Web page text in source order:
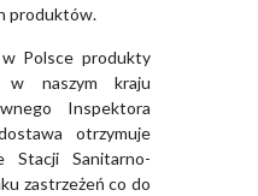
produktów.
Polsce produkty
w naszym kraju
Inspektora
otrzymuje
Stacji Sanitarno-
zastrzeżeń co do